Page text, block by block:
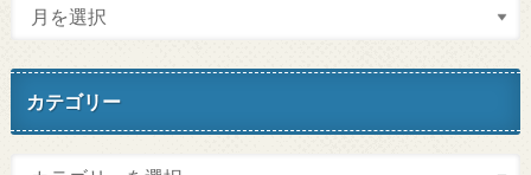
カテゴリー